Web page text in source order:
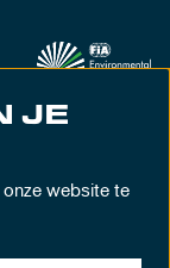
JE
website te